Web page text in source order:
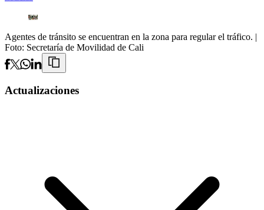
Agentes de tránsito se encuentran en la zona para regular el tráfico. |
Foto: Secretaría de Movilidad de Cali
Actualizaciones